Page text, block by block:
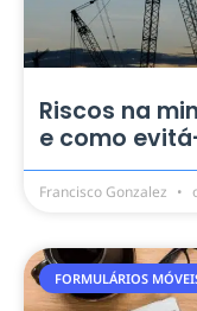
Riscos na
e como
Francisco Gonzalez
FORMULÁRIOS